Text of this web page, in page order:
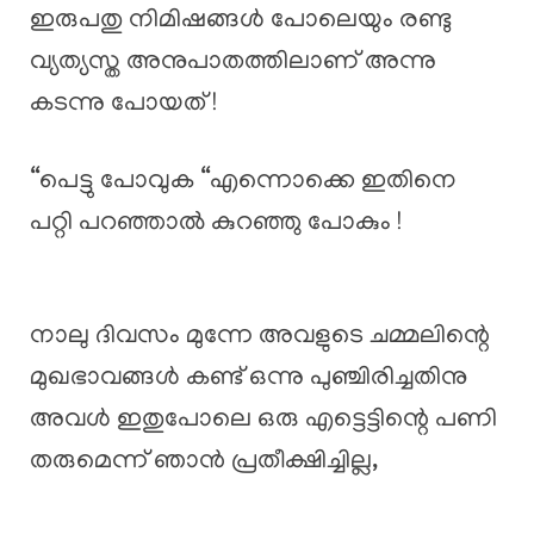
ഇരുപതു നിമിഷങ്ങൾ പോലെയും രണ്ടു
വ്യത്യസ്ത അനുപാതത്തിലാണ് അന്നു
കടന്നു പോയത് !
“പെട്ടു പോവുക “എന്നൊക്കെ ഇതിനെ
പറ്റി പറഞ്ഞാൽ കുറഞ്ഞു പോകും !
നാലു ദിവസം മുന്നേ അവളുടെ ചമ്മലിന്റെ
മുഖഭാവങ്ങൾ കണ്ട് ഒന്നു പുഞ്ചിരിച്ചതിനു
അവൾ ഇതുപോലെ ഒരു എട്ടെട്ടിന്റെ പണി
തരുമെന്ന് ഞാൻ പ്രതീക്ഷിച്ചില്ല,